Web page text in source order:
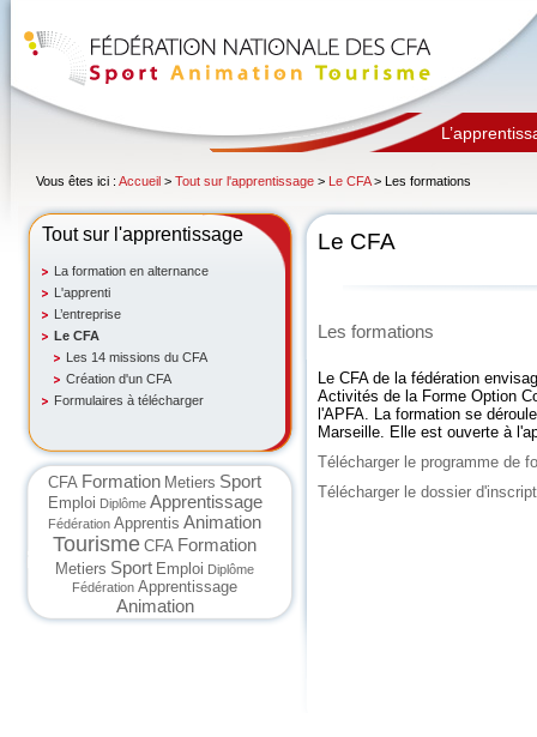
Vous êtes ici : Accueil > Tout sur l'apprentissage > Le CFA> Les formations
Tout sur l'apprentissage
La formation en alternance
L'apprenti
L’entreprise
Le CFA
Les 14 missions du CFA
Création d'un CFA
Formulaires à télécharger
CFA Formation Metiers Sport
Emploi Diplôme Apprentissage
Fédération Apprentis Animation
Tourisme CFA Formation
Metiers Sport Emploi Diplôme
Fédération Apprentissage
Animation
Le CFA
Les formations
Le CFA de la fédération
Activités de la Forme Option
l'APFA. La formation se
Marseille. Elle est ouverte à
Télécharger le programme de
Télécharger le dossier